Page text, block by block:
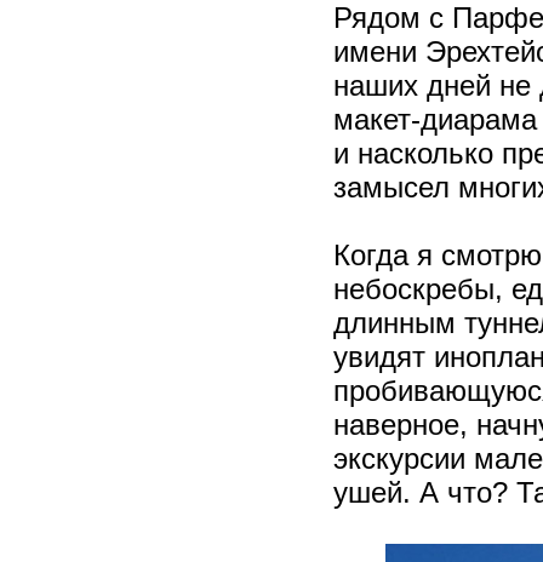
Рядом с
имени
наших дней не
макет-диарама
и насколько
замысел
Когда я
небоскребы,
длинным
увидят
наверное,
экскурсии
ушей. А что?